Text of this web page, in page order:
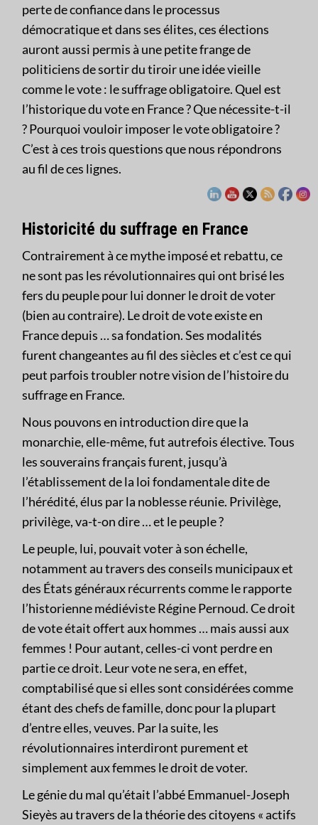
perte de confiance dans le processus
démocratique et dans ses élites, ces élections
auront aussi permis à une petite frange de
politiciens de sortir du tiroir une idée vieille
comme le vote : le suffrage obligatoire. Quel est
l’historique du vote en France ? Que nécessite-t-il
? Pourquoi vouloir imposer le vote obligatoire ?
C’est à ces trois questions que nous répondrons
au fil de ces lignes.
Historicité du suffrage en France
Contrairement à ce mythe imposé et rebattu, ce
ne sont pas les révolutionnaires qui ont brisé les
fers du peuple pour lui donner le droit de voter
(bien au contraire). Le droit de vote existe en
France depuis … sa fondation. Ses modalités
furent changeantes au fil des siècles et c’est ce qui
peut parfois troubler notre vision de l’histoire du
suffrage en France.
Nous pouvons en introduction dire que la
monarchie, elle-même, fut autrefois élective. Tous
les souverains français furent, jusqu’à
l’établissement de la loi fondamentale dite de
l’hérédité, élus par la noblesse réunie. Privilège,
privilège, va-t-on dire … et le peuple ?
Le peuple, lui, pouvait voter à son échelle,
notamment au travers des conseils municipaux et
des États généraux récurrents comme le rapporte
l’historienne médiéviste Régine Pernoud. Ce droit
de vote était offert aux hommes … mais aussi aux
femmes ! Pour autant, celles-ci vont perdre en
partie ce droit. Leur vote ne sera, en effet,
comptabilisé que si elles sont considérées comme
étant des chefs de famille, donc pour la plupart
d’entre elles, veuves. Par la suite, les
révolutionnaires interdiront purement et
simplement aux femmes le droit de voter.
Le génie du mal qu’était l’abbé Emmanuel-Joseph
Sieyès au travers de la théorie des citoyens « actifs